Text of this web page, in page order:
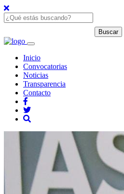
Inicio
Convocatorias
Noticias
Transparencia
Contacto